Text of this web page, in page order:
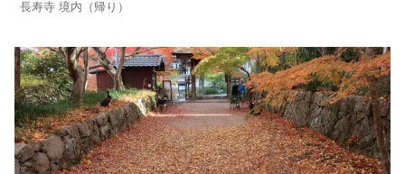
長寿寺 境内（帰り）